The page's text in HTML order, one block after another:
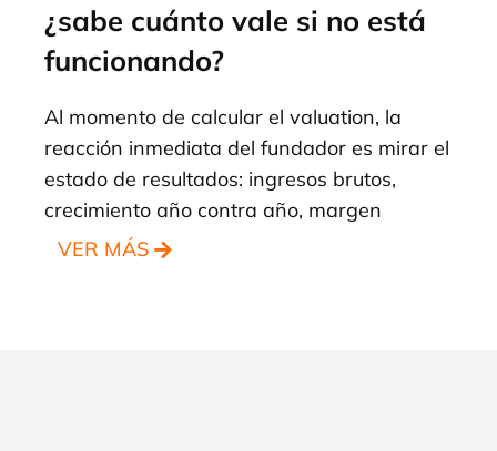
¿sabe cuánto vale si no está
funcionando?
Al momento de calcular el valuation, la
reacción inmediata del fundador es mirar el
estado de resultados: ingresos brutos,
crecimiento año contra año, margen
VER MÁS